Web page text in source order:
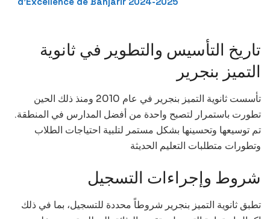
تاريخ التأسيس والتطوير في ثانوية
التميز بنجرير
تأسست ثانوية التميز بنجرير في عام 2010 ومنذ ذلك الحين
تطورت باستمرار لتصبح واحدة من أفضل المدارس في المنطقة.
تم توسيعها وتحسينها بشكل مستمر لتلبية احتياجات الطلاب
وتطورات متطلبات التعليم الحديثة
شروط وإجراءات التسجيل
تطبق ثانوية التميز بنجرير شروطاً محددة للتسجيل، بما في ذلك